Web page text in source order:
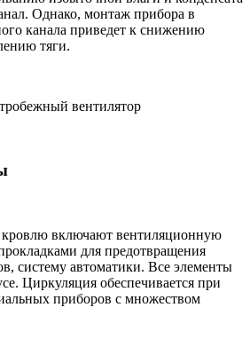
Однако, монтаж прибора в
канала приведет к снижению
тяги.
включают вентиляционную
для предотвращения
систему автоматики. Все элементы
Циркуляция обеспечивается при
приборов с множеством